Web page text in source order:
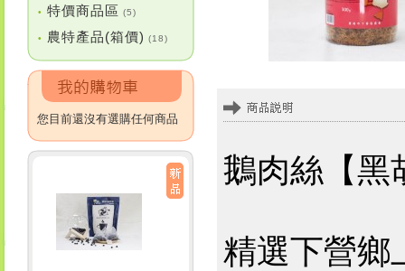
• 特價商品區 (5)
• 農特產品(箱價) (18)
您目前還沒有選購任何商品
鵝肉絲【黑
精選下營鄉